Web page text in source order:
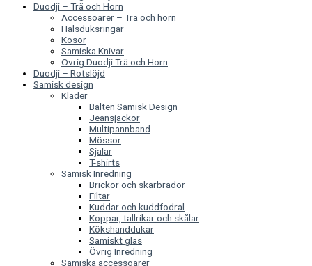
Duodji – Trä och Horn
Accessoarer – Trä och horn
Halsduksringar
Kosor
Samiska Knivar
Övrig Duodji Trä och Horn
Duodji – Rotslöjd
Samisk design
Kläder
Bälten Samisk Design
Jeansjackor
Multipannband
Mössor
Sjalar
T-shirts
Samisk Inredning
Brickor och skärbrädor
Filtar
Kuddar och kuddfodral
Koppar, tallrikar och skålar
Kökshanddukar
Samiskt glas
Övrig Inredning
Samiska accessoarer